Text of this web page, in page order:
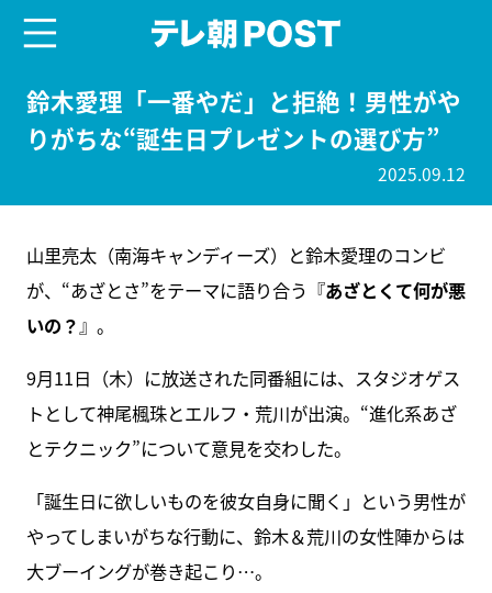
鈴木愛理「一番やだ」と拒絶！男性がや
りがちな“誕生日プレゼントの選び方”
2025.09.12
山里亮太（南海キャンディーズ）と鈴木愛理のコンビ
が、“あざとさ”をテーマに語り合う『あざとくて何が悪
いの？ 』。
9月11日（木）に放送された同番組には、スタジオゲス
トとして神尾楓珠とエルフ・荒川が出演。“進化系あざ
とテクニック”について意見を交わした。
「誕生日に欲しいものを彼女自身に聞く」という男性が
やってしまいがちな行動に、鈴木＆荒川の女性陣からは
大ブーイングが巻き起こり…。